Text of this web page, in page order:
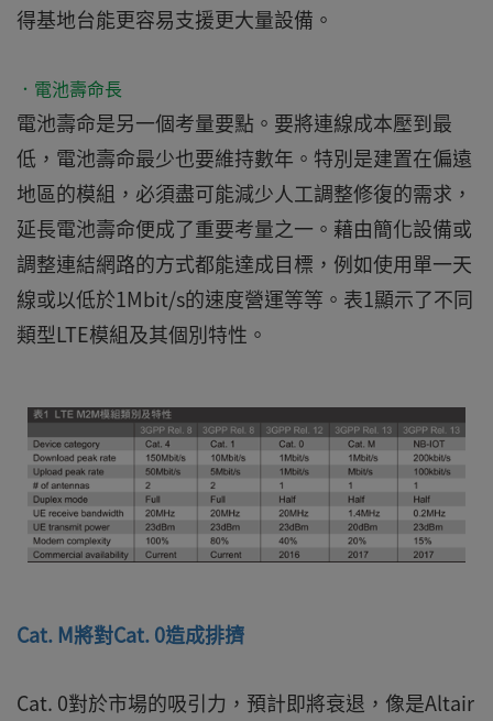
得基地台能更容易支援更大量設備。
．電池壽命長
電池壽命是另一個考量要點。要將連線成本壓到最
低，電池壽命最少也要維持數年。特別是建置在偏遠
地區的模組，必須盡可能減少人工調整修復的需求，
延長電池壽命便成了重要考量之一。藉由簡化設備或
調整連結網路的方式都能達成目標，例如使用單一天
線或以低於1Mbit/s的速度營運等等。表1顯示了不同
類型LTE模組及其個別特性。
Cat. M將對Cat. 0造成排擠
Cat. 0對於市場的吸引力，預計即將衰退，像是Altair